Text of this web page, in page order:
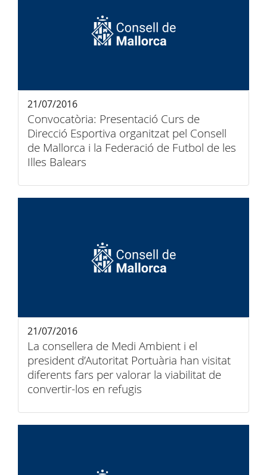
Convocatòria: Presentació Curs de
Direcció Esportiva organitzat pel Consell
de Mallorca i la Federació de Futbol de les
Illes Balears
21/07/2016
La consellera de Medi Ambient i el
president d’Autoritat Portuària han visitat
diferents fars per valorar la viabilitat de
convertir-los en refugis
21/07/2016